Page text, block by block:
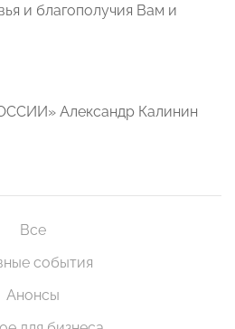
и благополучия Вам и
Александр Калинин
Все
события
Анонсы